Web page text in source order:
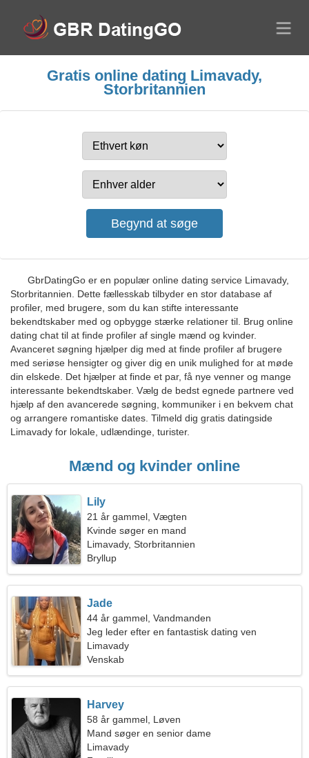
Gratis online dating Limavady,
Storbritannien
GbrDatingGo er en populær online dating service Limavady,
Storbritannien. Dette fællesskab tilbyder en stor database af
profiler, med brugere, som du kan stifte interessante
bekendtskaber med og opbygge stærke relationer til. Brug online
dating chat til at finde profiler af single mænd og kvinder.
Avanceret søgning hjælper dig med at finde profiler af brugere
med seriøse hensigter og giver dig en unik mulighed for at møde
din elskede. Det hjælper at finde et par, få nye venner og mange
interessante bekendtskaber. Vælg de bedst egnede partnere ved
hjælp af den avancerede søgning, kommuniker i en bekvem chat
og arrangere romantiske dates. Tilmeld dig gratis datingside
Limavady for lokale, udlændinge, turister.
Mænd og kvinder online
Lily
21 år gammel, Vægten
Kvinde søger en mand
Limavady, Storbritannien
Bryllup
Jade
44 år gammel, Vandmanden
Jeg leder efter en fantastisk dating ven
Limavady
Venskab
Harvey
58 år gammel, Løven
Mand søger en senior dame
Limavady